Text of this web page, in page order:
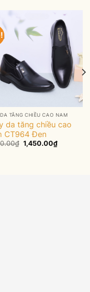
TĂNG CHIỀU CAO NAM
da tăng chiều cao
CT964 Đen
₫ Original
price
1,450.00₫Current
price